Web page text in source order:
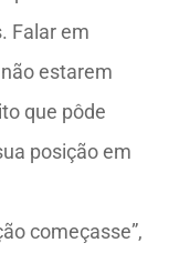
Falar em
estarem
que pôde
posição em
começasse”,